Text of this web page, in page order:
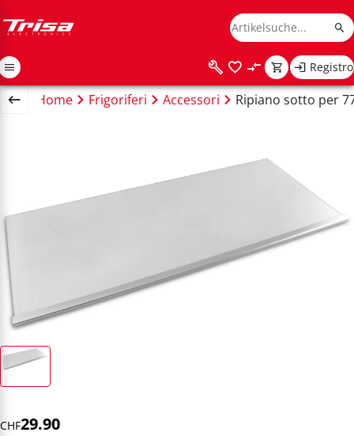
Registro
Home Frigoriferi Accessori Ripiano sotto per
CHF29.90